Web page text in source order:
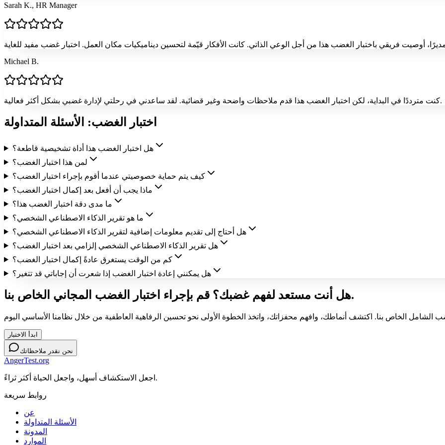
Sarah K., HR Manager
Michael B.
كنت مترددًا في البداية، لكن اختبار الغضب هذا قدم ملاحظات واضحة وغير قضائية. لقد ساعدني في رحلتي لإدارة غضبي بشكل أكثر فعالية.
اختبار الغضب: الأسئلة المتداولة
هل اختبار الغضب هذا أداة تشخيصية قاطعة؟
لمن هذا اختبار الغضب؟
كيف يتم حماية خصوصيتي عندما أقوم بإجراء اختبار الغضب؟
ماذا يجب أن أفعل بعد إكمال اختبار الغضب؟
ما مدى دقة اختبار الغضب هذا؟
ما هو تقرير الذكاء الاصطناعي الشخصي؟
هل أحتاج إلى تقديم معلومات إضافية لتقرير الذكاء الاصطناعي الشخصي؟
هل تقرير الذكاء الاصطناعي الشخصي إلزامي بعد اختبار الغضب؟
كم من الوقت يستغرق عادةً إكمال اختبار الغضب؟
هل يمكنني إعادة اختبار الغضب إذا شعرت أن إجاباتي قد تتغير؟
هل أنت مستعد لفهم غضبك؟ قم بإجراء اختبار الغضب المجاني الخاص بنا.
ابدأ الاختبار
نحن نقدر ملاحظاتك
AngerTest.org
اجعل الاستكشاف أسهل، واجعل الحياة أكثر ثراءً.
روابط سريعة
عن
الأسئلة المتداولة
المدونة
الموارد